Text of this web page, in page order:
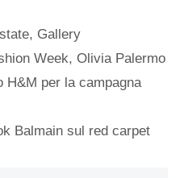
, Gallery
Week,Olivia Palermo
H&M per la campagna
Balmain sul red carpet